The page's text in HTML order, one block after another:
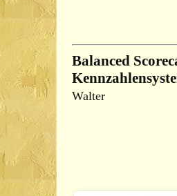
Balanced
Walter